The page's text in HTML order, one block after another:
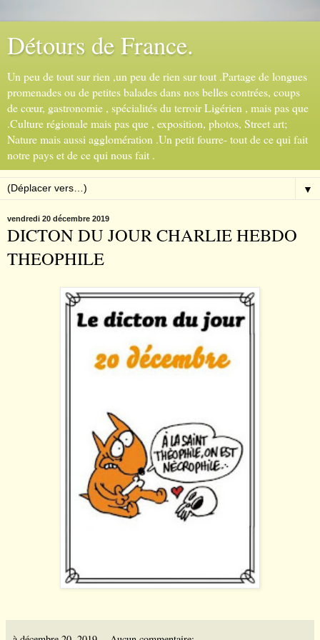
Détours de France.
Un peu de tout sur rien ,un peu de rien sur tout .Partage de longues
promenades ou de petites balades dans nos belles contrées, coups
de cœur, gastronomie , spécialités du terroir Ligérien , mais pas que
.Culture régionale mais pas que , exposition, photos, Street art;
Nature mais aussi agglomération .Un petit fourre- tout de ce qui fait
notre pays et de ce qui nous fait .
▼
vendredi 20 décembre 2019
DICTON DU JOUR CHARLIE HEBDO
THEOPHILE